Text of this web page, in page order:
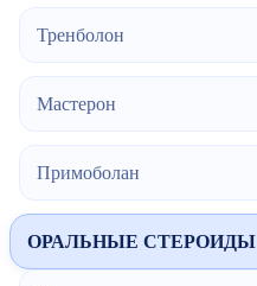
Тренболон
Мастерон
Примоболан
ОРАЛЬНЫЕ СТЕРОИДЫ